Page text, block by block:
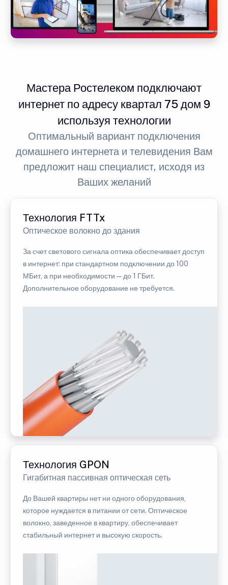
Мастера Ростелеком подключают
интернет по адресу квартал 75 дом 9
используя технологии
Оптимальный вариант подключения
домашнего интернета и телевидения Вам
предложит наш специалист, исходя из
Ваших желаний
Технология FTTx
Оптическое волокно до здания
За счет светового сигнала оптика обеспечивает доступ
в интернет: при стандартном подключении до 100
МБит, а при необходимости — до 1 ГБит.
Дополнительное оборудование не требуется.
Технология GPON
Гигабитная пассивная оптическая сеть
До Вашей квартиры нет ни одного оборудования,
которое нуждается в питании от сети. Оптическое
волокно, заведенное в квартиру, обеспечивает
стабильный интернет и высокую скорость.